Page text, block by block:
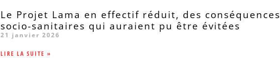
Le Projet Lama en effectif réduit, des conséquences
socio-sanitaires qui auraient pu être évitées
21 janvier 2026
LIRE LA SUITE »